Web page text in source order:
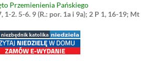
Przemienienia Pańskiego
1-2. 5-6. 9 (R.: por. 1a i 9a); 2 P 1, 16-19; Mt